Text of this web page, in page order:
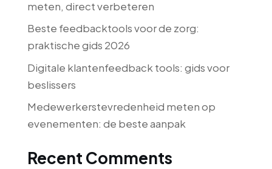
meten, direct verbeteren
Beste feedbacktools voor de zorg:
praktische gids 2026
Digitale klantenfeedback tools: gids voor
beslissers
Medewerkerstevredenheid meten op
evenementen: de beste aanpak
Recent Comments